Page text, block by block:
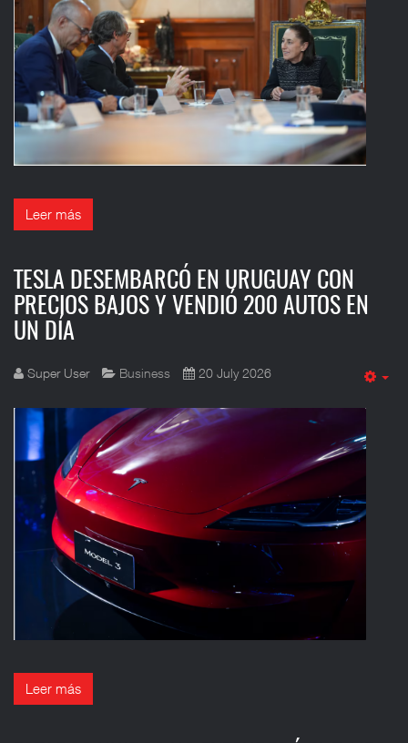
Leer más
TESLA DESEMBARCÓ EN URUGUAY CON
PRECIOS BAJOS Y VENDIÓ 200 AUTOS EN
UN DÍA
Super User Business 20 July 2026
Leer más